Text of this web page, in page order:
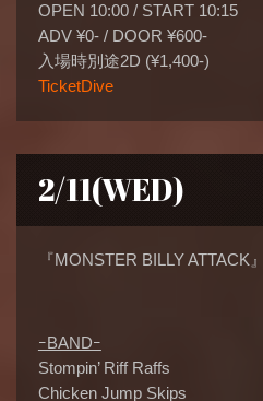
OPEN 10:00 / START 10:15
ADV ¥0- / DOOR ¥600-
入場時別途2D (¥1,400-)
TicketDive
2/11(WED)
『MONSTER BILLY ATTACK』
ｰBANDｰ
Stompin’ Riff Raffs
Chicken Jump Skips